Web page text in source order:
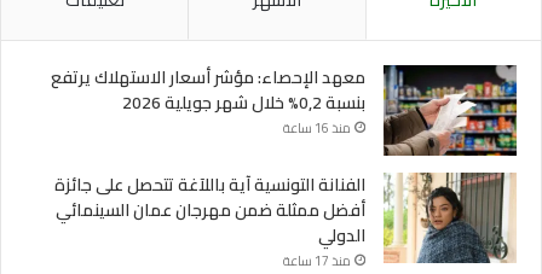
معهد الإحصاء: مؤشر أسعار الاستهلاك يرتفع
بنسبة 0,2% خلال شهر جويلية 2026
منذ 16 ساعة
الفنانة التونسية آية باللآغة تتحصل على جائزة
أفضل ممثلة ضمن مهرجان عمان السينمائي
الدولي
منذ 17 ساعة